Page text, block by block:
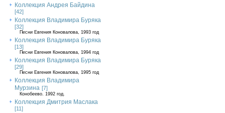
Коллекция Андрея Байдина
[42]
Коллекция Владимира Буряка
[32]
Песни Евгения Коновалова, 1993 год
Коллекция Владимира Буряка
[13]
Песни Евгения Коновалова, 1994 год
Коллекция Владимира Буряка
[29]
Песни Евгения Коновалова, 1995 год
Коллекция Владимира
Мурзина [7]
Конобеево. 1992 год.
Коллекция Дмитрия Маслака
[11]